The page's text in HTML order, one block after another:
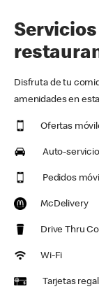
Disfruta de tu
amenidades en
Ofertas
Auto-servicio
Pedidos
McDelivery
Drive Thru
Wi-Fi
Tarjetas